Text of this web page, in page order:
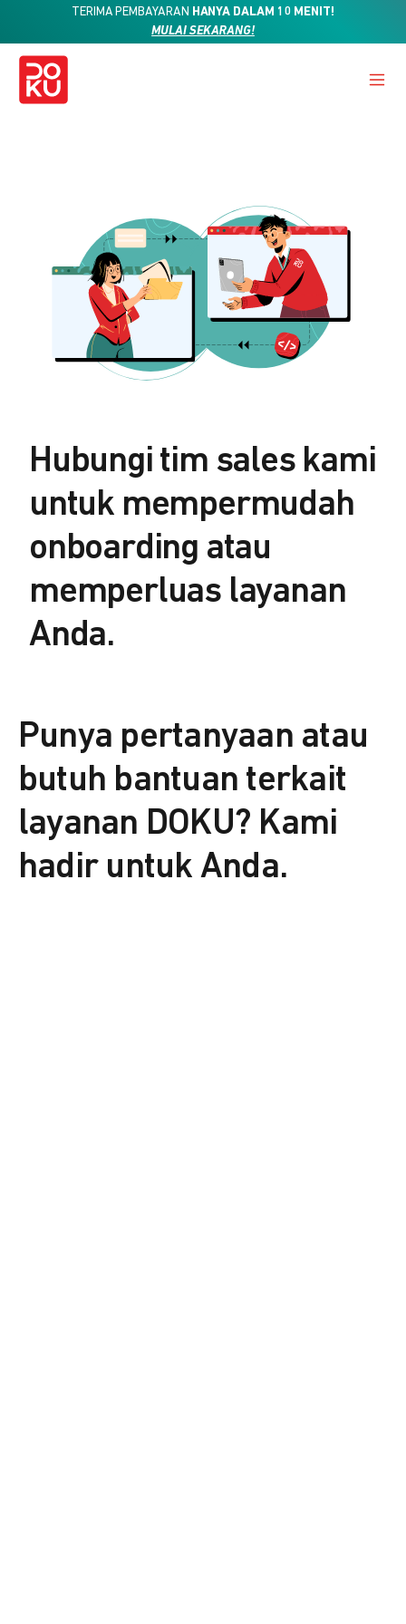
TERIMA PEMBAYARAN HANYA DALAM 10 MENIT!
MULAI SEKARANG!
Hubungi tim sales kami
untuk mempermudah
onboarding atau
memperluas layanan
Anda.
Punya pertanyaan atau
butuh bantuan terkait
layanan DOKU? Kami
hadir untuk Anda.